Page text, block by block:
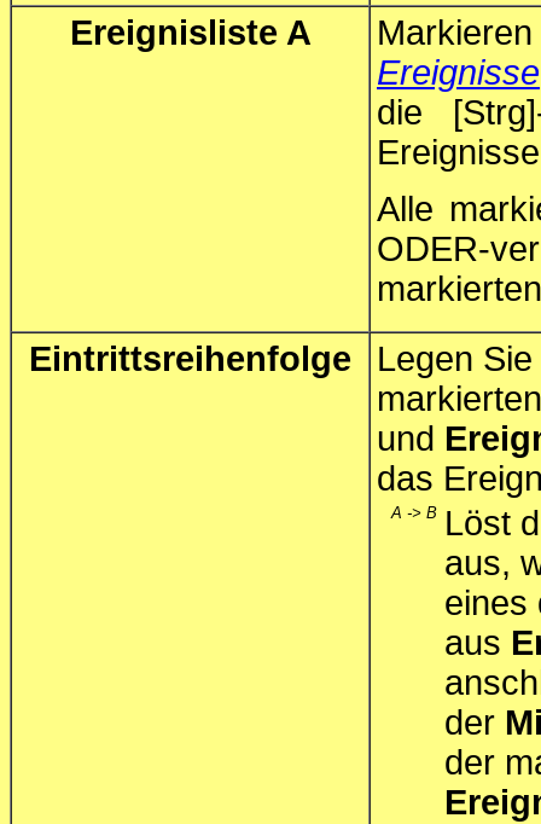
Ereignisliste A
Ereignisse
die
Alle
ODER-
Eintrittsreihenfolge
Legen
und
das
A -> B Löst
aus,
eines
aus
der
der